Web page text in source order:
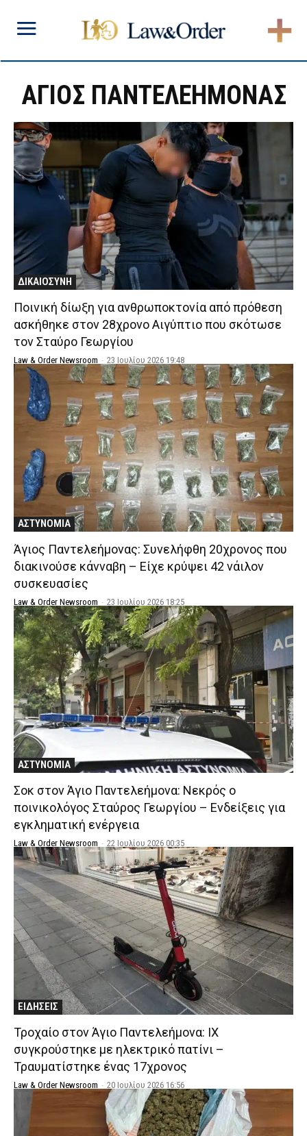
ΑΓΙΟΣ ΠΑΝΤΕΛΕΗΜΟΝΑΣ
ΔΙΚΑΙΟΣΥΝΗ
Ποινική δίωξη για ανθρωποκτονία από πρόθεση
ασκήθηκε στον 28χρονο Αιγύπτιο που σκότωσε
τον Σταύρο Γεωργίου
Law & Order Newsroom - 23 Ιουλίου 2026 19:48
ΑΣΤΥΝΟΜΙΑ
Άγιος Παντελεήμονας: Συνελήφθη 20χρονος που
διακινούσε κάνναβη – Είχε κρύψει 42 νάιλον
συσκευασίες
Law & Order Newsroom - 23 Ιουλίου 2026 18:25
ΑΣΤΥΝΟΜΙΑ
Σοκ στον Άγιο Παντελεήμονα: Νεκρός ο
ποινικολόγος Σταύρος Γεωργίου – Ενδείξεις για
εγκληματική ενέργεια
Law & Order Newsroom - 22 Ιουλίου 2026 00:35
ΕΙΔΗΣΕΙΣ
Τροχαίο στον Άγιο Παντελεήμονα: ΙΧ
συγκρούστηκε με ηλεκτρικό πατίνι –
Τραυματίστηκε ένας 17χρονος
Law & Order Newsroom - 20 Ιουλίου 2026 16:56